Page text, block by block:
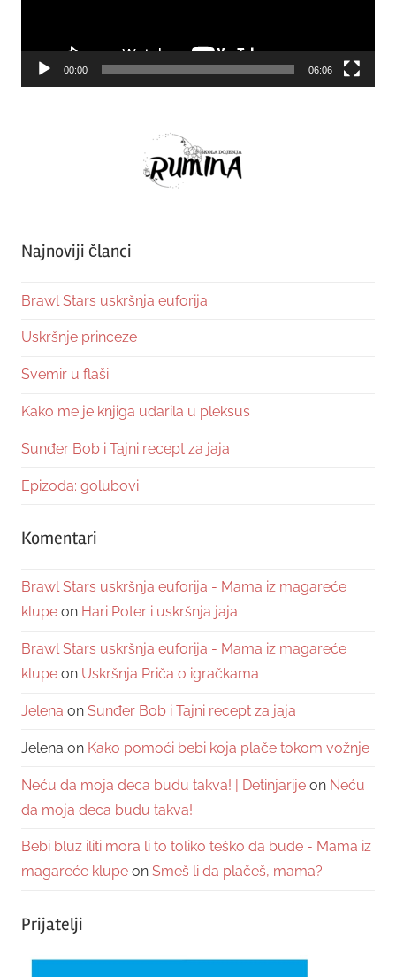
00:00 06:06
Najnoviji članci
Brawl Stars uskršnja euforija
Uskršnje princeze
Svemir u flaši
Kako me je knjiga udarila u pleksus
Sunđer Bob i Tajni recept za jaja
Epizoda: golubovi
Komentari
Brawl Stars uskršnja euforija - Mama iz magareće
klupe on Hari Poter i uskršnja jaja
Brawl Stars uskršnja euforija - Mama iz magareće
klupe on Uskršnja Priča o igračkama
Jelena on Sunđer Bob i Tajni recept za jaja
Jelena on Kako pomoći bebi koja plače tokom vožnje
Neću da moja deca budu takva! | Detinjarije on Neću
da moja deca budu takva!
Bebi bluz iliti mora li to toliko teško da bude - Mama iz
magareće klupe on Smeš li da plačeš, mama?
Prijatelji